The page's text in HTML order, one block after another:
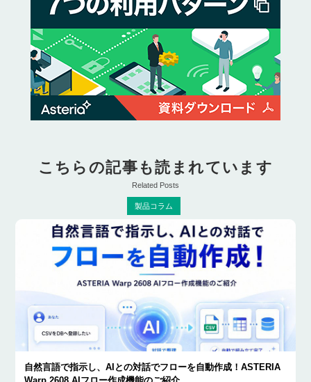
こちらの記事も読まれています
Related Posts
製品コラム
自然言語で指示し、AIとの対話でフローを自動作成！ASTERIA